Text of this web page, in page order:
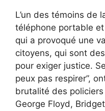
L’un des témoins de
téléphone portable et
qui a provoqué une
citoyens, qui sont
pour exiger justice.
peux pas respirer”,
brutalité des
George Floyd,